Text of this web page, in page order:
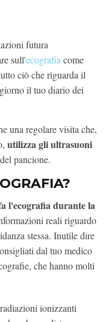
futura
sull'ecografia come
ciò che riguarda il
il tuo diario dei
una regolare visita che,
utilizza gli ultrasuoni
pancione.
l'ecografia durante la
reali riguardo
stessa. Inutile dire
dal tuo medico
che hanno molti
ionizzanti